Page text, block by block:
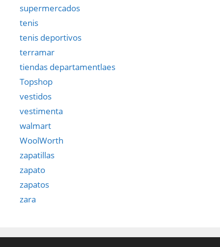
supermercados
tenis
tenis deportivos
terramar
tiendas departamentlaes
Topshop
vestidos
vestimenta
walmart
WoolWorth
zapatillas
zapato
zapatos
zara